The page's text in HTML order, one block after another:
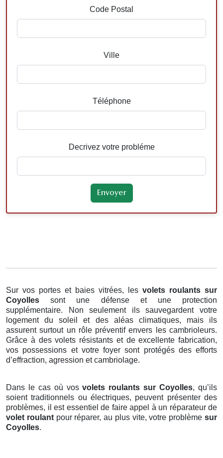
Code Postal
Ville
Téléphone
Decrivez votre probléme
Sur vos portes et baies vitrées, les volets roulants sur
Coyollessont une défense et une protection
supplémentaire. Non seulement ils sauvegardent votre
logement du soleil et des aléas climatiques, mais ils
assurent surtout un rôle préventif envers les cambrioleurs.
Grâce à des volets résistants et de excellente fabrication,
vos possessions et votre foyer sont protégés des efforts
d’effraction, agression et cambriolage.
Dans le cas où vosvolets roulants sur Coyolles, qu’ils
soient traditionnels ou électriques, peuvent présenter des
problèmes, il est essentiel de faire appel à un réparateur de
volet roulantpour réparer, au plus vite, votre problèmesur
Coyolles.